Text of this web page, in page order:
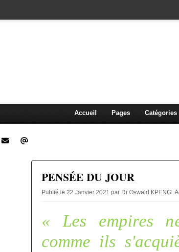
Accueil Pages Catégories
PENSÉE DU JOUR
Publié le 22 Janvier 2021 par Dr Oswald
« Les empires
comme ils